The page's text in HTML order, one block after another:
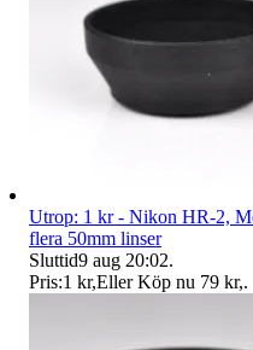
Utrop: 1 kr - Nikon HR-2,
flera 50mm linser
Sluttid9 aug 20:02.
Pris:1 kr,Eller Köp nu 79 kr,.